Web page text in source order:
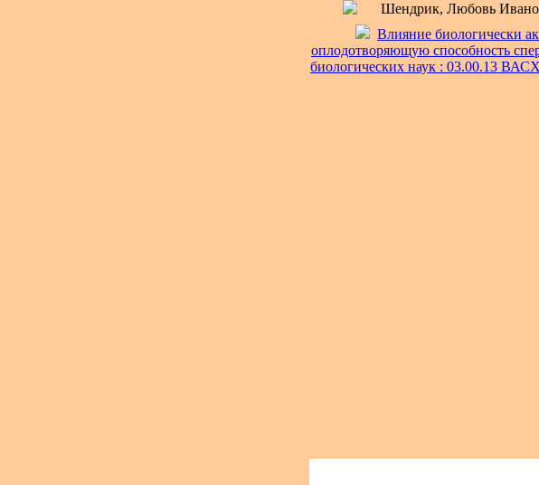
Шендрик, Любовь
Влияние биологически
оплодотворяющую способность
биологических наук : 03.00.13